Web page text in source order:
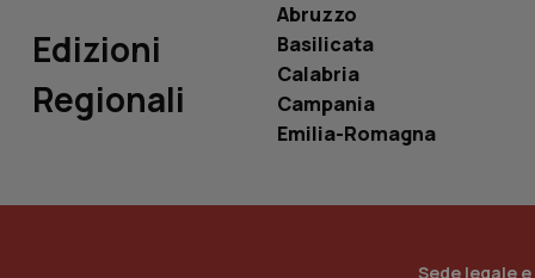
Edizioni
Regionali
Abruzzo
Basilicata
Calabria
Campania
Emilia-Romagna
Sede legale